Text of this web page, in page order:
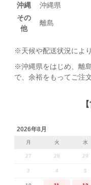
絞り込み検索
サブ
沖縄
沖縄県
その
他
離島
※天候や配送状況によ
※沖縄県をはじめ、離
で、余裕をもってご注
2026年8月
月 火 水
27 28 29
3 4 5